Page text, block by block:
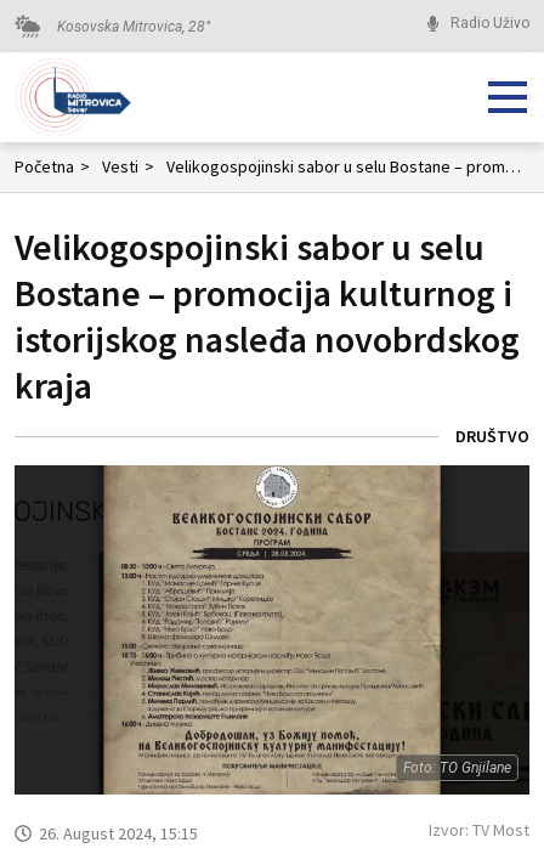
Kosovska Mitrovica, 28° Radio Uživo
Početna > Vesti > Velikogospojinski sabor u selu Bostane – promocija kulturnog i istorijskog nasleđa novobrdskog kraja
Velikogospojinski sabor u selu
Bostane – promocija kulturnog i
istorijskog nasleđa novobrdskog
kraja
DRUŠTVO
Foto: TO Gnjilane
26. August 2024, 15:15 Izvor: TV Most